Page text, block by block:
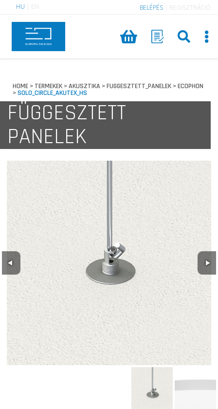
HU EN BELÉPÉS REGISZTRÁCIÓ
HOME > TERMEKEK >AKUSZTIKA >FUGGESZTETT_PANELEK >ECOPHON
>SOLO_CIRCLE_AKUTEX_HS
FÜGGESZTETT
PANELEK